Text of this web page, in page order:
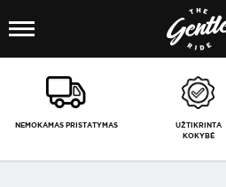
NEMOKAMAS PRISTATYMAS
UŽTIKRINTA
KOKYBĖ